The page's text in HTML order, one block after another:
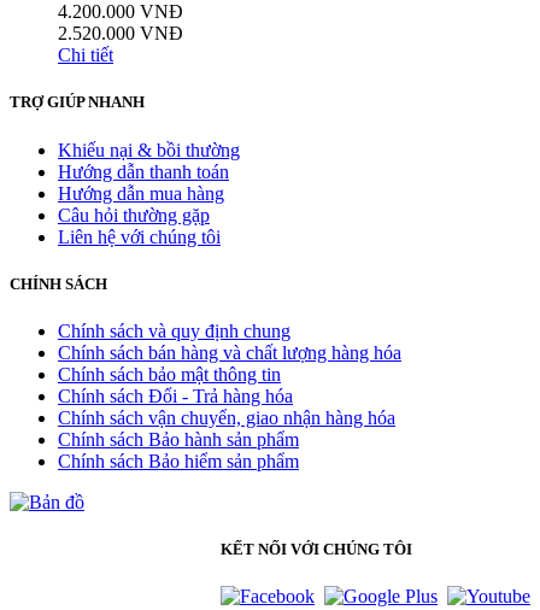
4.200.000 VNĐ
2.520.000 VNĐ
Chi tiết
TRỢ GIÚP NHANH
Khiếu nại & bồi thường
Hướng dẫn thanh toán
Hướng dẫn mua hàng
Câu hỏi thường gặp
Liên hệ với chúng tôi
CHÍNH SÁCH
Chính sách và quy định chung
Chính sách bán hàng và chất lượng hàng hóa
Chính sách bảo mật thông tin
Chính sách Đổi - Trả hàng hóa
Chính sách vận chuyển, giao nhận hàng hóa
Chính sách Bảo hành sản phẩm
Chính sách Bảo hiểm sản phẩm
KẾT NỐI VỚI CHÚNG TÔI